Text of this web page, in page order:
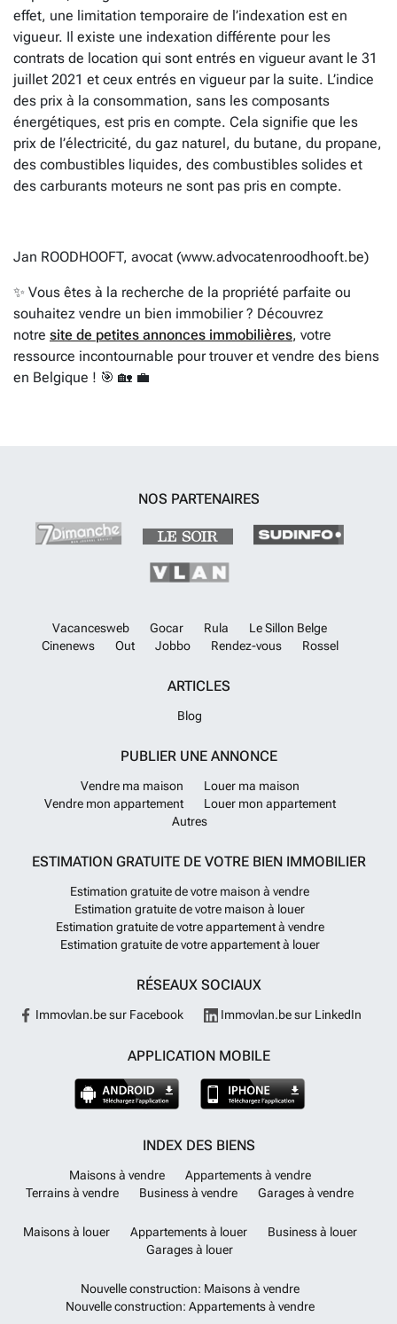
effet, une limitation temporaire de l’indexation est en
vigueur. Il existe une indexation différente pour les
contrats de location qui sont entrés en vigueur avant le 31
juillet 2021 et ceux entrés en vigueur par la suite. L’indice
des prix à la consommation, sans les composants
énergétiques, est pris en compte. Cela signifie que les
prix de l’électricité, du gaz naturel, du butane, du propane,
des combustibles liquides, des combustibles solides et
des carburants moteurs ne sont pas pris en compte.
Jan ROODHOOFT, avocat (www.advocatenroodhooft.be)
✨ Vous êtes à la recherche de la propriété parfaite ou
souhaitez vendre un bien immobilier ? Découvrez
notre site de petites annonces immobilières, votre
ressource incontournable pour trouver et vendre des biens
en Belgique ! 🎯 🏡 💼
NOS PARTENAIRES
Vacancesweb Gocar Rula
Le Sillon Belge
Cinenews
Out Jobbo Rendez-vous Rossel
ARTICLES
Blog
PUBLIER UNE ANNONCE
Vendre ma maison
Louer ma maison
Vendre mon appartement
Louer mon appartement
Autres
ESTIMATION GRATUITE DE VOTRE BIEN IMMOBILIER
Estimation gratuite de votre maison à vendre
Estimation gratuite de votre maison à louer
Estimation gratuite de votre appartement à vendre
Estimation gratuite de votre appartement à louer
RÉSEAUX SOCIAUX
Immovlan.be sur Facebook Immovlan.be sur LinkedIn
APPLICATION MOBILE
INDEX DES BIENS
Maisons à vendre
Appartements à vendre
Terrains à vendre
Business à vendre Garages à vendre
Maisons à louer Appartements à louer
Business à louer
Garages à louer
Nouvelle construction: Maisons à vendre
Nouvelle construction: Appartements à vendre